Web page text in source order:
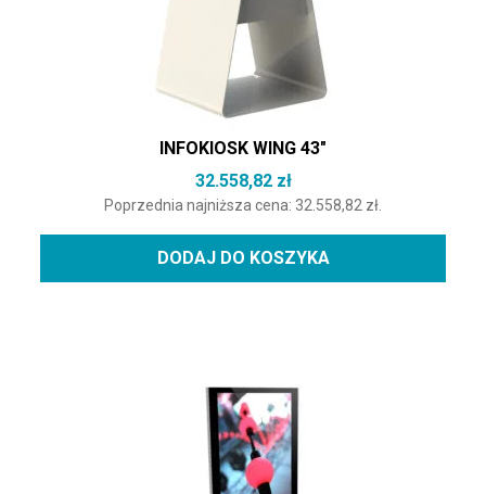
INFOKIOSK WING 43″
32.558,82 zł
Poprzednia najniższa cena: 32.558,82 zł.
DODAJ DO KOSZYKA